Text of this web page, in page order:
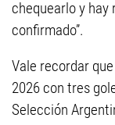
chequearlo y hay
confirmado”.
Vale recordar
2026 con tres
Selección